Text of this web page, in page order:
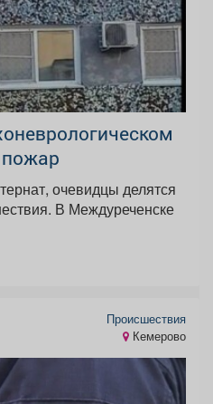
пожар
очевидцы делятся
Происшествия
Кемерово